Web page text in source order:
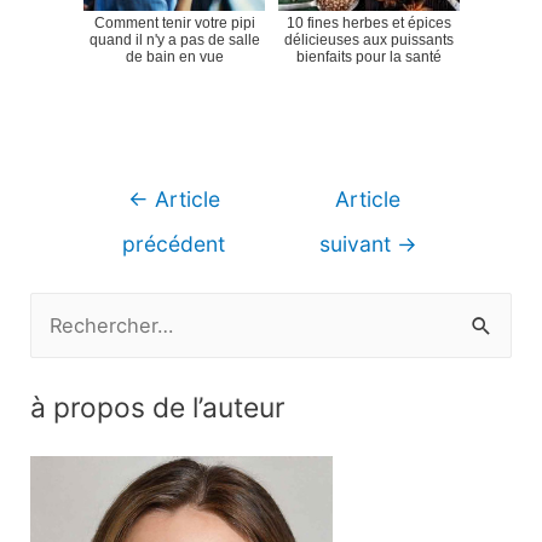
Comment tenir votre pipi
quand il n'y a pas de salle
de bain en vue
10 fines herbes et épices
délicieuses aux puissants
bienfaits pour la santé
Navigation
← Article
précédent
Article
suivant →
h
à propos de l’auteur